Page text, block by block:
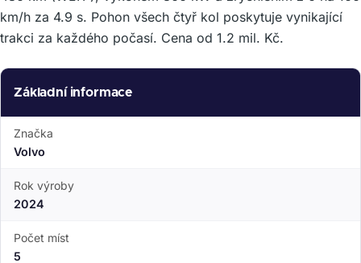
km/h za 4.9 s. Pohon všech čtyř kol poskytuje vynikající
trakci za každého počasí. Cena od 1.2 mil. Kč.
Základní informace
Značka
Volvo
Rok výroby
2024
Počet míst
5